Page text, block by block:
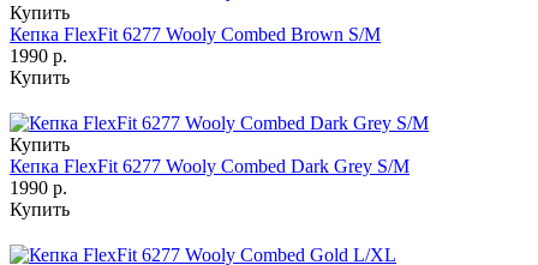
Купить
Кепка FlexFit 6277 Wooly Combed Brown S/M
1990 р.
Купить
Купить
Кепка FlexFit 6277 Wooly Combed Dark Grey S/M
1990 р.
Купить